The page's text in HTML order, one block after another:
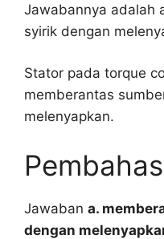
Jawabannya adalah
syirik dengan
Stator pada torque
memberantas
melenyapkan.
Jawaban a.
dengan